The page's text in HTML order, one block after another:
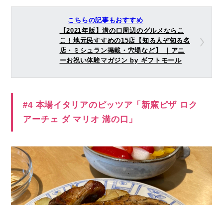
こちらの記事もおすすめ
【2021年版】溝の口周辺のグルメならこ
こ！地元民すすめの15店【知る人ぞ知る名
店・ミシュラン掲載・穴場など】 ｜アニ
ーお祝い体験マガジン by ギフトモール
#4 本場イタリアのピッツア「新窯ピザ ロク
アーチェ ダ マリオ 溝の口」